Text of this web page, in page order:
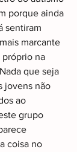
porque ainda
sentiram
marcante
na
que seja
jovens não
ao
grupo
coisa no